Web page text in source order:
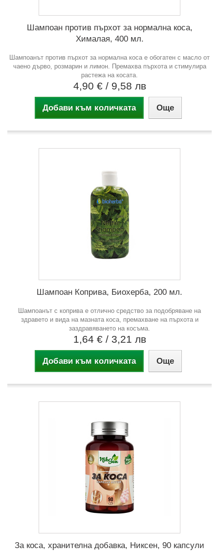
Шампоан против пърхот за нормална коса,
Хималая, 400 мл.
Шампоанът против пърхот за нормална коса е обогатен с масло от
чаено дърво, розмарин и лимон. Премахва пърхота и стимулира
растежа на косата.
4,90 € / 9,58 лв
Добави към количката Още
Шампоан Коприва, Биохерба, 200 мл.
Шампоанът с коприва е отлично средство за подобряване на
здравето и вида на мазната коса, премахване на пърхота и
заздравяването на косъма.
1,64 € / 3,21 лв
Добави към количката Още
За коса, хранителна добавка, Никсен, 90 капсули